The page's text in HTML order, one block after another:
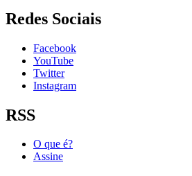
Redes Sociais
Facebook
YouTube
Twitter
Instagram
RSS
O que é?
Assine